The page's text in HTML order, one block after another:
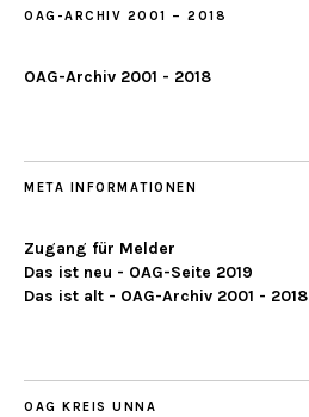
OAG-ARCHIV 2001 – 2018
OAG-Archiv 2001 - 2018
META INFORMATIONEN
Zugang für Melder
Das ist neu - OAG-Seite 2019
Das ist alt - OAG-Archiv 2001 - 2018
OAG KREIS UNNA